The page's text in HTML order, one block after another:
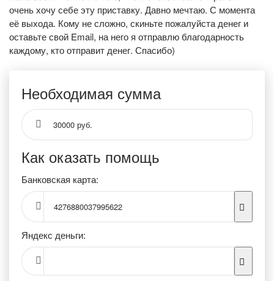
очень хочу себе эту приставку. Давно мечтаю. С момента
её выхода. Кому не сложно, скиньте пожалуйста денег и
оставьте свой Email, на него я отправлю благодарность
каждому, кто отправит денег. Спасибо)
Необходимая сумма
30000 руб.
Как оказать помощь
Банковская карта:
4276880037995622
Яндекс деньги: